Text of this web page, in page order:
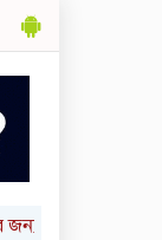
লিখা (তথ্য,